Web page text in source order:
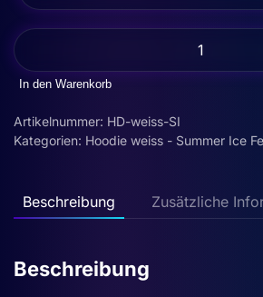
Hoodie
weiss
Ice
Festivals
In den Warenkorb
Artikelnummer: HD-weiss-SI
Kategorien: Hoodie weiss - Summer Ice
Beschreibung Zusätzliche
Beschreibung